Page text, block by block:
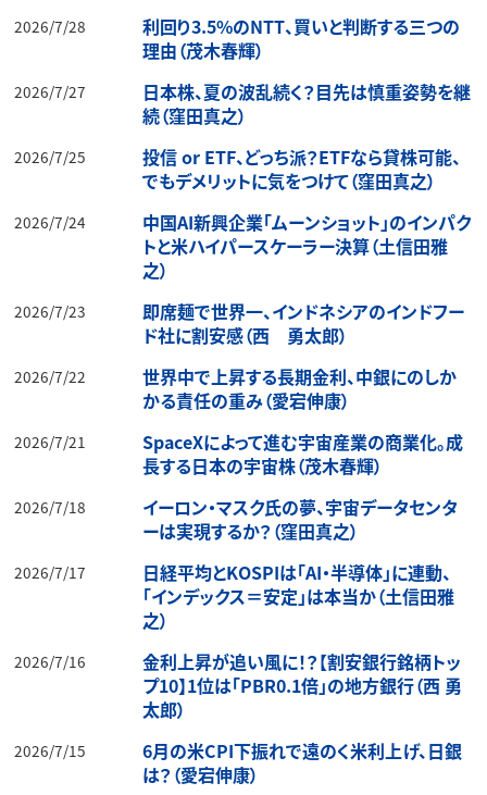
2026/7/28
利回り3.5%のNTT、買いと判断する三つの
理由（茂木春輝）
2026/7/27
日本株、夏の波乱続く？目先は慎重姿勢を継
続（窪田真之）
2026/7/25
投信 or ETF、どっち派？ETFなら貸株可能、
でもデメリットに気をつけて（窪田真之）
2026/7/24
中国AI新興企業「ムーンショット」のインパク
トと米ハイパースケーラー決算（土信田雅
之）
2026/7/23
即席麺で世界一、インドネシアのインドフー
ド社に割安感（西 勇太郎）
2026/7/22
世界中で上昇する長期金利、中銀にのしか
かる責任の重み（愛宕伸康）
2026/7/21
SpaceXによって進む宇宙産業の商業化。成
長する日本の宇宙株（茂木春輝）
2026/7/18
イーロン・マスク氏の夢、宇宙データセンタ
ーは実現するか？（窪田真之）
2026/7/17
日経平均とKOSPIは「AI・半導体」に連動、
「インデックス＝安定」は本当か（土信田雅
之）
2026/7/16
金利上昇が追い風に！？【割安銀行銘柄トッ
プ10】1位は「PBR0.1倍」の地方銀行（西 勇
太郎）
2026/7/15
6月の米CPI下振れで遠のく米利上げ、日銀
は？（愛宕伸康）